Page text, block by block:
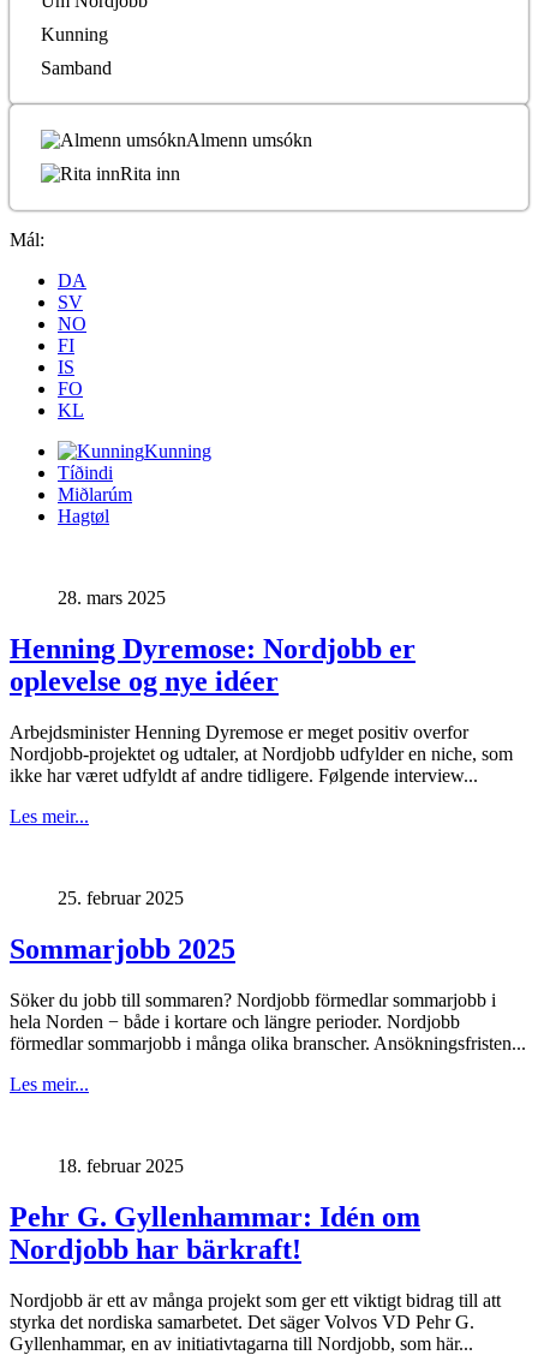
Kunning
Samband
Almenn umsókn
Rita inn
Mál:
DA
SV
NO
FI
IS
FO
KL
Kunning
Tíðindi
Miðlarúm
Hagtøl
28. mars 2025
Henning Dyremose: Nordjobb er
oplevelse og nye idéer
Arbejdsminister Henning Dyremose er meget positiv overfor
Nordjobb-projektet og udtaler, at Nordjobb udfylder en niche, som
ikke har været udfyldt af andre tidligere. Følgende interview...
Les meir...
25. februar 2025
Sommarjobb 2025
Söker du jobb till sommaren? Nordjobb förmedlar sommarjobb i
hela Norden − både i kortare och längre perioder. Nordjobb
förmedlar sommarjobb i många olika branscher. Ansökningsfristen...
Les meir...
18. februar 2025
Pehr G. Gyllenhammar: Idén om
Nordjobb har bärkraft!
Nordjobb är ett av många projekt som ger ett viktigt bidrag till att
styrka det nordiska samarbetet. Det säger Volvos VD Pehr G.
Gyllenhammar, en av initiativtagarna till Nordjobb, som här...